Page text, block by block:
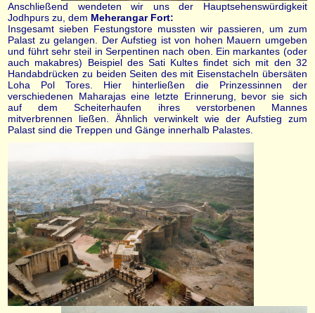
Anschließend wendeten wir uns der Hauptsehenswürdigkeit
Jodhpurs zu, dem Meherangar Fort:
Insgesamt sieben Festungstore mussten wir passieren, um zum
Palast zu gelangen. Der Aufstieg ist von hohen Mauern umgeben
und führt sehr steil in Serpentinen nach oben. Ein markantes (oder
auch makabres) Beispiel des Sati Kultes findet sich mit den 32
Handabdrücken zu beiden Seiten des mit Eisenstacheln übersäten
Loha Pol Tores. Hier hinterließen die Prinzessinnen der
verschiedenen Maharajas eine letzte Erinnerung, bevor sie sich
auf dem Scheiterhaufen ihres verstorbenen Mannes
mitverbrennen ließen. Ähnlich verwinkelt wie der Aufstieg zum
Palast sind die Treppen und Gänge innerhalb Palastes.